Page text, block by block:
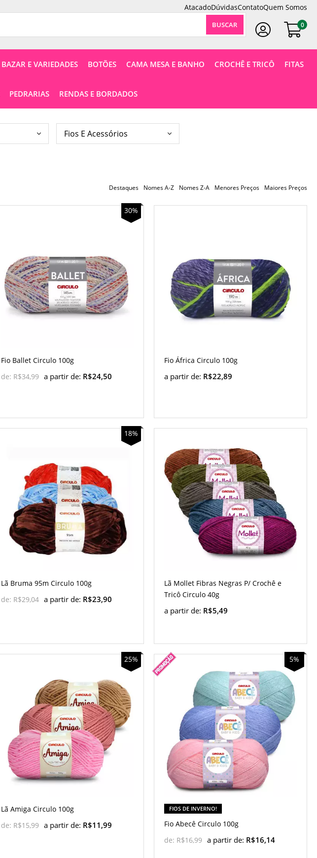
AtacadoDúvidasContatoQuem Somos
BAZAR E VARIEDADES BOTÕES CAMA MESA E BANHO CROCHÊ E TRICÔ FITAS
PEDRARIAS RENDAS E BORDADOS
0
Destaques Nomes A-Z Nomes Z-A Menores Preços Maiores Preços
Fio Ballet Circulo 100g
de: R$34,99 a partir de: R$24,50
30%
Fio África Circulo 100g
a partir de: R$22,89
Lã Bruma 95m Circulo 100g
de: R$29,04 a partir de: R$23,90
18%
Lã Mollet Fibras Negras P/ Crochê e
Tricô Circulo 40g
a partir de: R$5,49
Lã Amiga Circulo 100g
de: R$15,99 a partir de: R$11,99
25%
FIOS DE INVERNO!
Fio Abecê Circulo 100g
de: R$16,99 a partir de: R$16,14
5%